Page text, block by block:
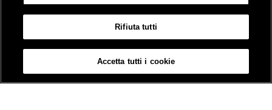
© Gruppo FS Italiane 2019
Protezione dati personali
Partita Iva Busitalia - Sita Nord S.r.l. 06473721006
Rifiuta tutti
Accetta tutti i cookie